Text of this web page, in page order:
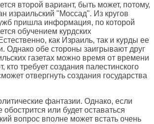
второй вариант, быть может, потому,
израильский "Моссад". Из кругов
пришла информация, по которой
обучением курдских
как Израиль, так и курды ее
Однако обе стороны заигрывают друг
газетах можно время от времени
кто требует создания палестинского
отвергнуть создания государства
фантазии. Однако, если
или будет оставаться
вопрос вполне может встать очень